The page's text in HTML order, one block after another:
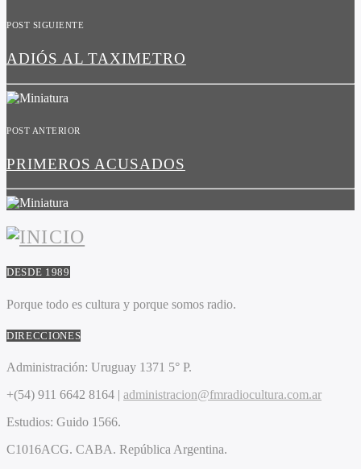
POST SIGUIENTE
ADIÓS AL TAXIMETRO
POST ANTERIOR
PRIMEROS ACUSADOS
DESDE 1989
Porque todo es cultura y porque somos radio.
DIRECCIONES
Administración: Uruguay 1371 5° P.
+(54) 911 6642 8164 | administracion@fmradiocultura.com.ar
Estudios: Guido 1566.
C1016ACG. CABA. República Argentina.